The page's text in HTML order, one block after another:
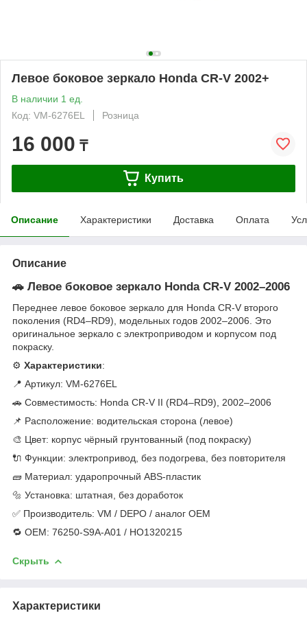
Левое боковое зеркало Honda CR-V 2002+
В наличии 1 ед.
Код: VM-6276EL
Розница
16 000 ₸
Купить
Описание Характеристики Доставка Оплата
Описание
🚗 Левое боковое зеркало Honda CR-V 2002–2006
Переднее левое боковое зеркало для Honda CR-V второго
поколения (RD4–RD9), модельных годов 2002–2006. Это
оригинальное зеркало с электроприводом и корпусом под
покраску.
⚙️ Характеристики:
📍 Артикул: VM-6276EL
🚗 Совместимость: Honda CR-V II (RD4–RD9), 2002–2006
📌 Расположение: водительская сторона (левое)
🎨 Цвет: корпус чёрный грунтованный (под покраску)
🔌 Функции: электропривод, без подогрева, без повторителя
🧱 Материал: ударопрочный ABS-пластик
🔩 Установка: штатная, без доработок
✅ Производитель: VM / DEPO / аналог OEM
🔁 OEM: 76250-S9A-A01 / HO1320215
Скрыть
Характеристики